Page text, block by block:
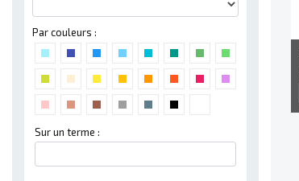
Par couleurs :
Sur un terme :